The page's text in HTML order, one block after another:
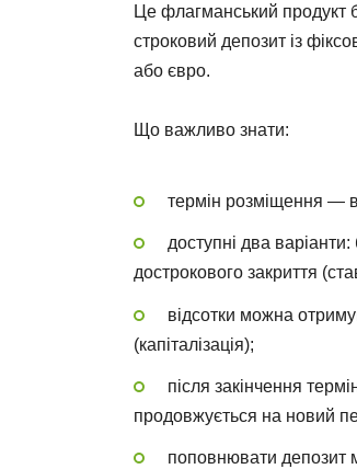
Це флагманський продукт
строковий депозит із
або євро.
Що важливо знати:
термін розміщення —
доступні два
дострокового закриття
відсотки можна
(капіталізація);
після закінчення
продовжується на новий
поповнювати депозит